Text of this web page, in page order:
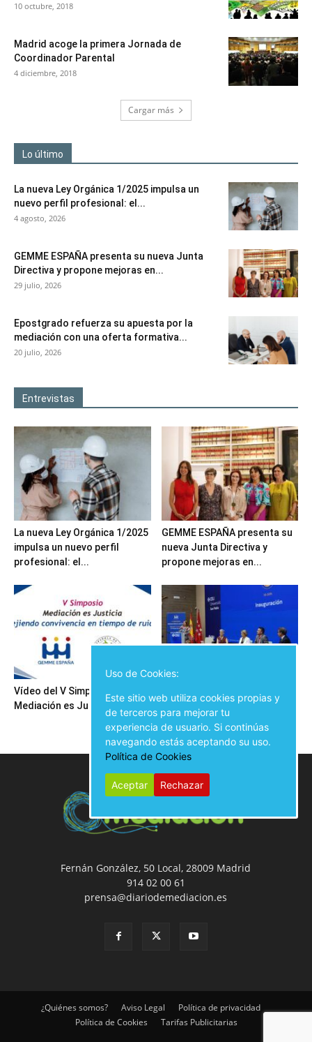
10 octubre, 2018
Madrid acoge la primera Jornada de
Coordinador Parental
4 diciembre, 2018
Cargar más
Lo último
La nueva Ley Orgánica 1/2025 impulsa un
nuevo perfil profesional: el...
4 agosto, 2026
GEMME ESPAÑA presenta su nueva Junta
Directiva y propone mejoras en...
29 julio, 2026
Epostgrado refuerza su apuesta por la
mediación con una oferta formativa...
20 julio, 2026
Entrevistas
La nueva Ley Orgánica 1/2025
impulsa un nuevo perfil
profesional: el...
GEMME ESPAÑA presenta su
nueva Junta Directiva y
propone mejoras en...
Vídeo del V Simposio
Mediación es Justicia
Inauguración del V Simposio
Mediación es Justicia
Fernán González, 50 Local, 28009 Madrid
914 02 00 61
prensa@diariodemediacion.es
¿Quiénes somos? Aviso Legal
Política de privacidad
Política de Cookies
Tarifas Publicitarias
Uso de Cookies:
Este sitio web utiliza cookies propias y
de terceros para mejorar tu
experiencia de usuario. Si continúas
navegando estás aceptando su uso.
Política de Cookies
Aceptar Rechazar